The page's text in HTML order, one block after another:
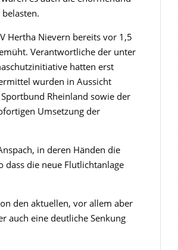
Hertha Nievern bereits vor 1,5
. Verantwortliche derunter
hatten erst
wurden in Aussicht
Rheinland sowie der
Umsetzung der
, in deren Händen die
dassdie neue Flutlichtanlage
den aktuellen, vor allem aber
auch eine deutliche Senkung